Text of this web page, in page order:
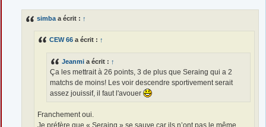
simba a écrit : ↑
CEW 66 a écrit : ↑
Jeanmi a écrit : ↑
Ça les mettrait à 26 points, 3 de plus que Seraing qui a 2
matchs de moins! Les voir descendre sportivement serait
assez jouissif, il faut l'avouer
Franchement oui.
Je préfère que « Seraing » se sauve car ils n’ont pas le même